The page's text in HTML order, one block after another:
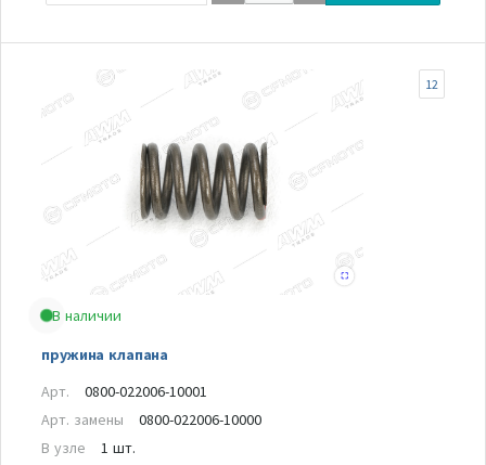
В наличии
пружина клапана
12
Арт.
0800-022006-10001
Арт. замены
0800-022006-10000
В узле
1 шт.